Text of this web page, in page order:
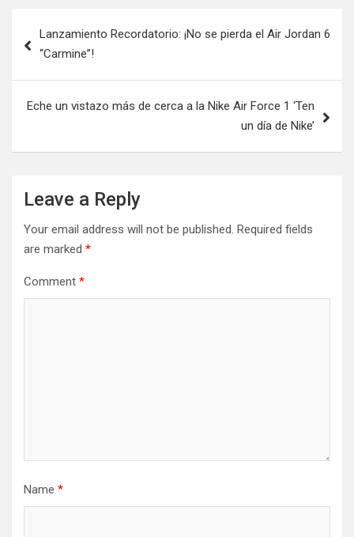
navigation
Lanzamiento Recordatorio: ¡No se pierda el Air Jordan 6
“Carmine”!
Eche un vistazo más de cerca a la Nike Air Force 1 ‘Ten
un día de Nike’
Leave a Reply
Your email address will not be published. Required fields
are marked *
Comment *
Name *